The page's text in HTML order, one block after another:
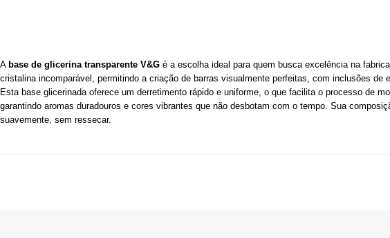
A base de glicerina transparente V&G é a escolha ideal para quem busca excelência na
cristalina incomparável, permitindo a criação de barras visualmente perfeitas, com inclusões de
Esta base glicerinada oferece um derretimento rápido e uniforme, o que facilita o processo de
garantindo aromas duradouros e cores vibrantes que não desbotam com o tempo. Sua
suavemente, sem ressecar.